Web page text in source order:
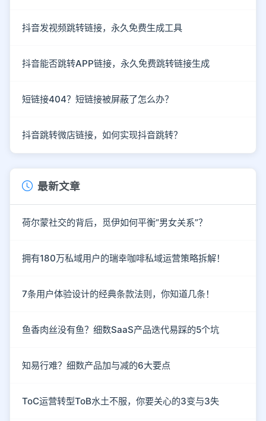
抖音发视频跳转链接，永久免费生成工具
抖音能否跳转APP链接，永久免费跳转链接生成
短链接404？短链接被屏蔽了怎么办？
抖音跳转微店链接，如何实现抖音跳转？
最新文章
荷尔蒙社交的背后，觅伊如何平衡“男女关系”？
拥有180万私域用户的瑞幸咖啡私域运营策略拆解！
7条用户体验设计的经典条款法则，你知道几条！
鱼香肉丝没有鱼？细数SaaS产品迭代易踩的5个坑
知易行难？细数产品加与减的6大要点
ToC运营转型ToB水土不服，你要关心的3变与3失